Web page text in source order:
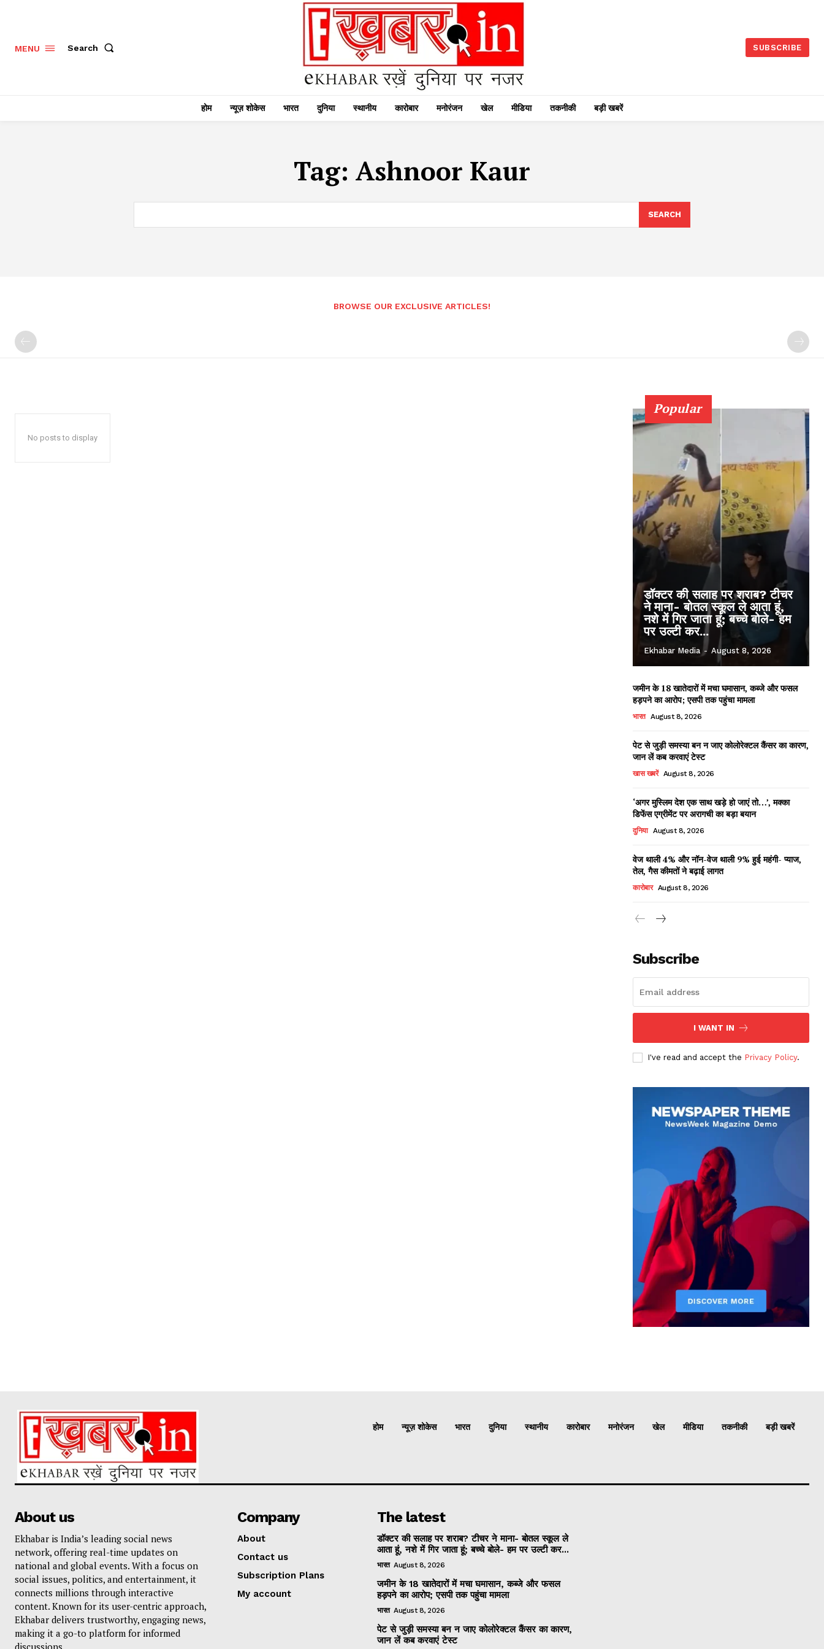
MENU Search SUBSCRIBE
होम न्यूज़ शोकेस भारत दुनिया स्थानीय कारोबार मनोरंजन खेल मीडिया तकनीकी बड़ी खबरें
Tag: Ashnoor Kaur
SEARCH
BROWSE OUR EXCLUSIVE ARTICLES!
No posts to display
Popular
डॉक्टर की सलाह पर शराब? टीचर
ने माना- बोतल स्कूल ले आता हूं,
नशे में गिर जाता हूं; बच्चे बोले- हम
पर उल्टी कर...
Ekhabar Media - August 8, 2026
जमीन के 18 खातेदारों में मचा घमासान, कब्जे और फसल
हड़पने का आरोप; एसपी तक पहुंचा मामला
भारत August 8, 2026
पेट से जुड़ी समस्या बन न जाए कोलोरेक्टल कैंसर का कारण,
जान लें कब करवाएं टेस्ट
खास खबरें August 8, 2026
‘अगर मुस्लिम देश एक साथ खड़े हो जाएं तो…’, मक्का
डिफेंस एग्रीमेंट पर अरागची का बड़ा बयान
दुनिया August 8, 2026
वेज थाली 4% और नॉन-वेज थाली 9% हुई महंगी- प्याज,
तेल, गैस कीमतों ने बढ़ाई लागत
कारोबार August 8, 2026
Subscribe
I WANT IN
I've read and accept the Privacy Policy.
होम न्यूज़ शोकेस भारत दुनिया स्थानीय कारोबार मनोरंजन खेल मीडिया तकनीकी बड़ी खबरें
About us
Ekhabar is India’s leading social news
network, offering real-time updates on
national and global events. With a focus on
social issues, politics, and entertainment, it
connects millions through interactive
content. Known for its user-centric approach,
Ekhabar delivers trustworthy, engaging news,
making it a go-to platform for informed
Company
About
Contact us
Subscription Plans
My account
The latest
डॉक्टर की सलाह पर शराब? टीचर ने माना- बोतल स्कूल ले
आता हूं, नशे में गिर जाता हूं; बच्चे बोले- हम पर उल्टी कर...
भारत August 8, 2026
जमीन के 18 खातेदारों में मचा घमासान, कब्जे और फसल
हड़पने का आरोप; एसपी तक पहुंचा मामला
भारत August 8, 2026
पेट से जुड़ी समस्या बन न जाए कोलोरेक्टल कैंसर का कारण,
जान लें कब करवाएं टेस्ट